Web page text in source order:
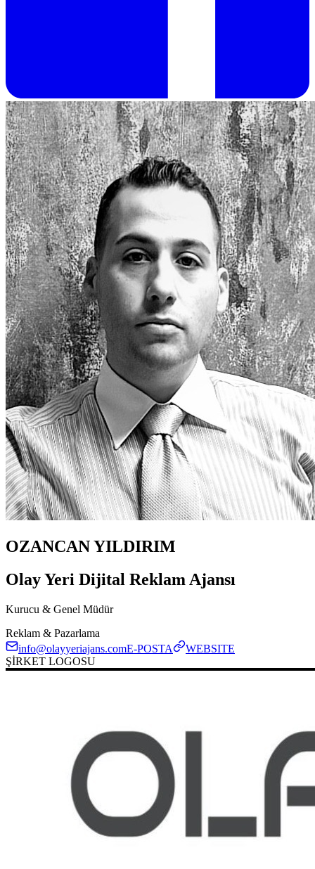
OZANCAN YILDIRIM
Olay Yeri Dijital Reklam Ajansı
Kurucu & Genel Müdür
Reklam & Pazarlama
info@olayyeriajans.comE-POSTA
WEBSITE
ŞİRKET LOGOSU